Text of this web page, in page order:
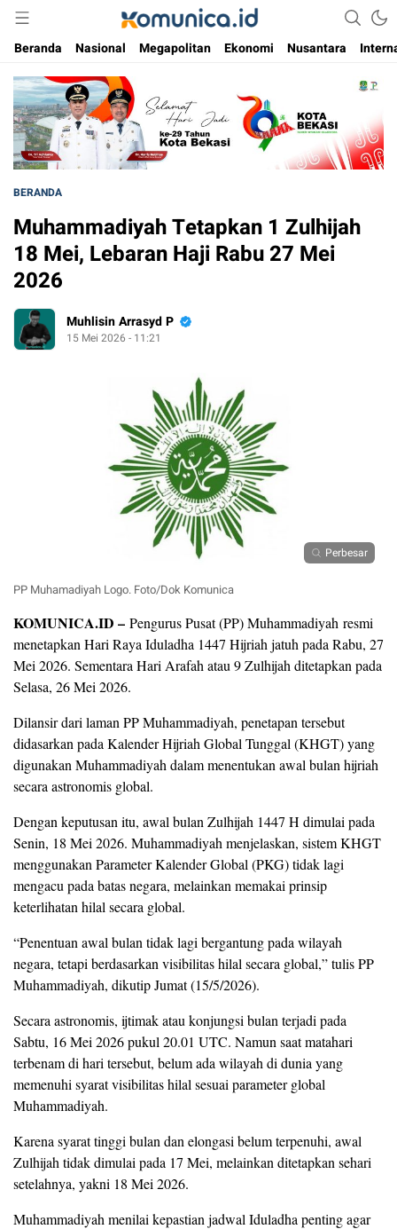
Komunica
Media Informasi Masa Kini
Beranda
Nasional Megapolitan Ekonomi Nusantara
BERANDA
Muhammadiyah Tetapkan 1 Zulhijah
18 Mei, Lebaran Haji Rabu 27 Mei
2026
Muhlisin Arrasyd P
15 Mei 2026 - 11:21
Perbesar
PP Muhamadiyah Logo. Foto/Dok Komunica
KOMUNICA.ID – Pengurus Pusat (PP) Muhammadiyah resmi
menetapkan Hari Raya Iduladha 1447 Hijriah jatuh pada Rabu, 27
Mei 2026. Sementara Hari Arafah atau 9 Zulhijah ditetapkan pada
Selasa, 26 Mei 2026.
Dilansir dari laman PP Muhammadiyah, penetapan tersebut
didasarkan pada Kalender Hijriah Global Tunggal (KHGT) yang
digunakan Muhammadiyah dalam menentukan awal bulan hijriah
secara astronomis global.
Dengan keputusan itu, awal bulan Zulhijah 1447 H dimulai pada
Senin, 18 Mei 2026. Muhammadiyah menjelaskan, sistem KHGT
menggunakan Parameter Kalender Global (PKG) tidak lagi
mengacu pada batas negara, melainkan memakai prinsip
keterlihatan hilal secara global.
“Penentuan awal bulan tidak lagi bergantung pada wilayah
negara, tetapi berdasarkan visibilitas hilal secara global,” tulis PP
Muhammadiyah, dikutip Jumat (15/5/2026).
Secara astronomis, ijtimak atau konjungsi bulan terjadi pada
Sabtu, 16 Mei 2026 pukul 20.01 UTC. Namun saat matahari
terbenam di hari tersebut, belum ada wilayah di dunia yang
memenuhi syarat visibilitas hilal sesuai parameter global
Muhammadiyah.
Karena syarat tinggi bulan dan elongasi belum terpenuhi, awal
Zulhijah tidak dimulai pada 17 Mei, melainkan ditetapkan sehari
setelahnya, yakni 18 Mei 2026.
Muhammadiyah menilai kepastian jadwal Iduladha penting agar